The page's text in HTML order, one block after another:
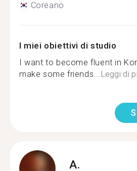
Coreano
I miei obiettivi di studio
I want to become fluent in
make some friends... Leggi di
A.